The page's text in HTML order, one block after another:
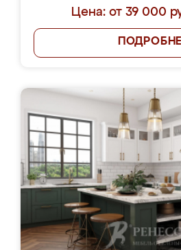
Цена: от 39 000